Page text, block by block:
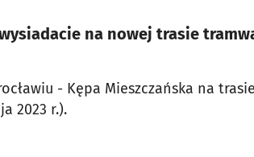
na nowej trasie
- Kępa Mieszczańska na
2023 r.).